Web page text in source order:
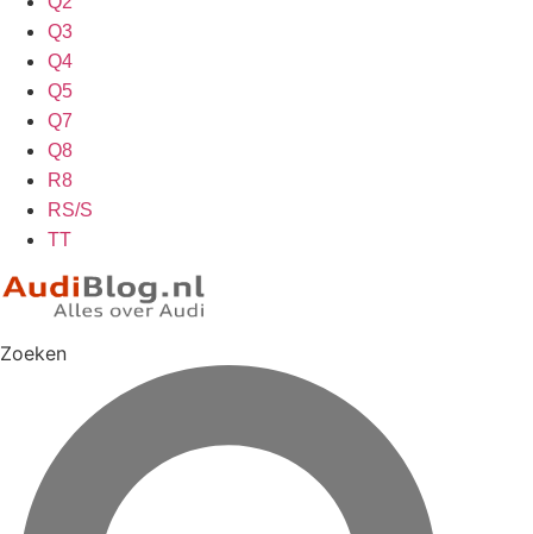
Q3
Q4
Q5
Q7
Q8
R8
RS/S
TT
Zoeken